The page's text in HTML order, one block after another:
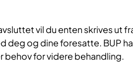
vil du enten skrives ut
deg og dine foresatte. BUP
for videre behandling.